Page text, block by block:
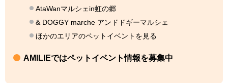
AtaWanマルシェin虹の郷
& DOGGY marche アンドドギーマルシェ
ほかのエリアのペットイベントを見る
AMILIEではペットイベント情報を募集中